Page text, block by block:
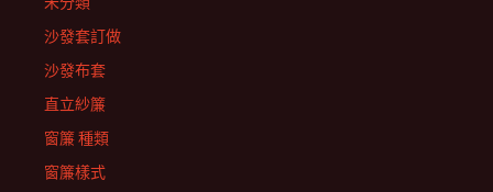
沙發套訂做
沙發布套
直立紗簾
窗簾 種類
窗簾樣式